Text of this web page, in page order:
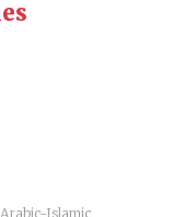
Islamic